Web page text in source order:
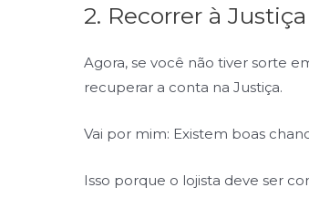
2. Recorrer à Justiça
Agora, se você não tiver sorte
recuperar a conta na Justiça.
Vai por mim: Existem boas
Isso porque o lojista deve ser